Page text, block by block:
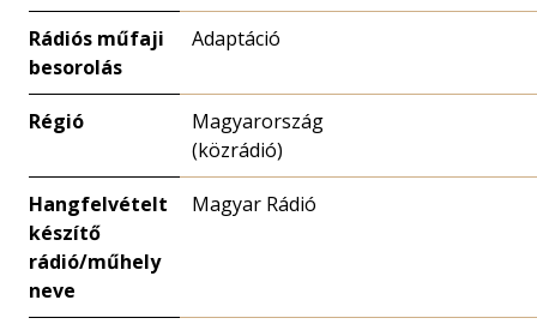
Rádiós műfaji
besorolás
Adaptáció
Régió
Magyarország
(közrádió)
Hangfelvételt
készítő
rádió/műhely
neve
Magyar Rádió